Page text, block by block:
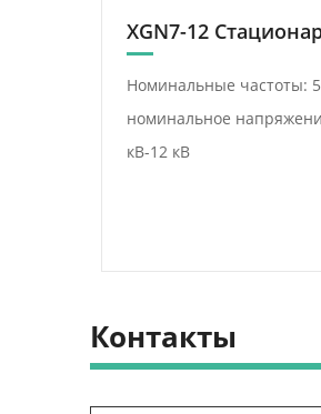
Номинальные частоты:
номинальное
кВ-12 кВ
Контакты